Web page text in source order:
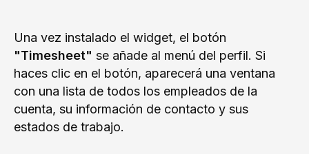
Una vez instalado el widget, el botón
"Timesheet" se añade al menú del perfil. Si
haces clic en el botón, aparecerá una ventana
con una lista de todos los empleados de la
cuenta, su información de contacto y sus
estados de trabajo.